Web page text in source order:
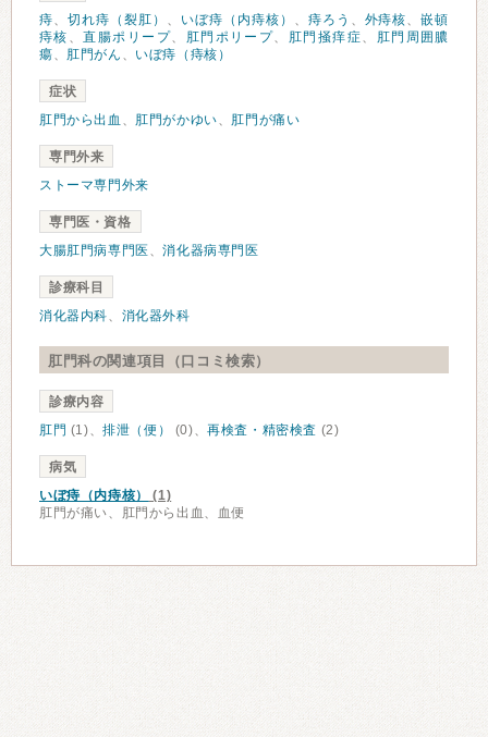
痔、 切れ痔（裂肛） 、 いぼ痔（内痔核） 、 痔ろう 、 外痔核、嵌頓
痔核 、直腸ポリープ、 肛門ポリープ、 肛門掻痒症、
肛門周囲膿
瘍、 肛門がん 、 いぼ痔（痔核）
症状
肛門から出血 、 肛門がかゆい、 肛門が痛い
専門外来
ストーマ専門外来
専門医・資格
大腸肛門病専門医 、消化器病専門医
診療科目
消化器内科、 消化器外科
肛門科の関連項目（口コミ検索）
診療内容
肛門 (1)、排泄（便） (0)、再検査・精密検査 (2)
病気
いぼ痔（内痔核）
(1)
肛門が痛い、肛門から出血、血便